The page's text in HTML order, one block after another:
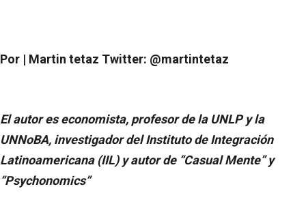
Por | Martin tetaz Twitter: @martintetaz
El autor es economista, profesor de la UNLP y la
UNNoBA, investigador del Instituto de Integración
Latinoamericana (IIL) y autor de “Casual Mente” y
“Psychonomics”